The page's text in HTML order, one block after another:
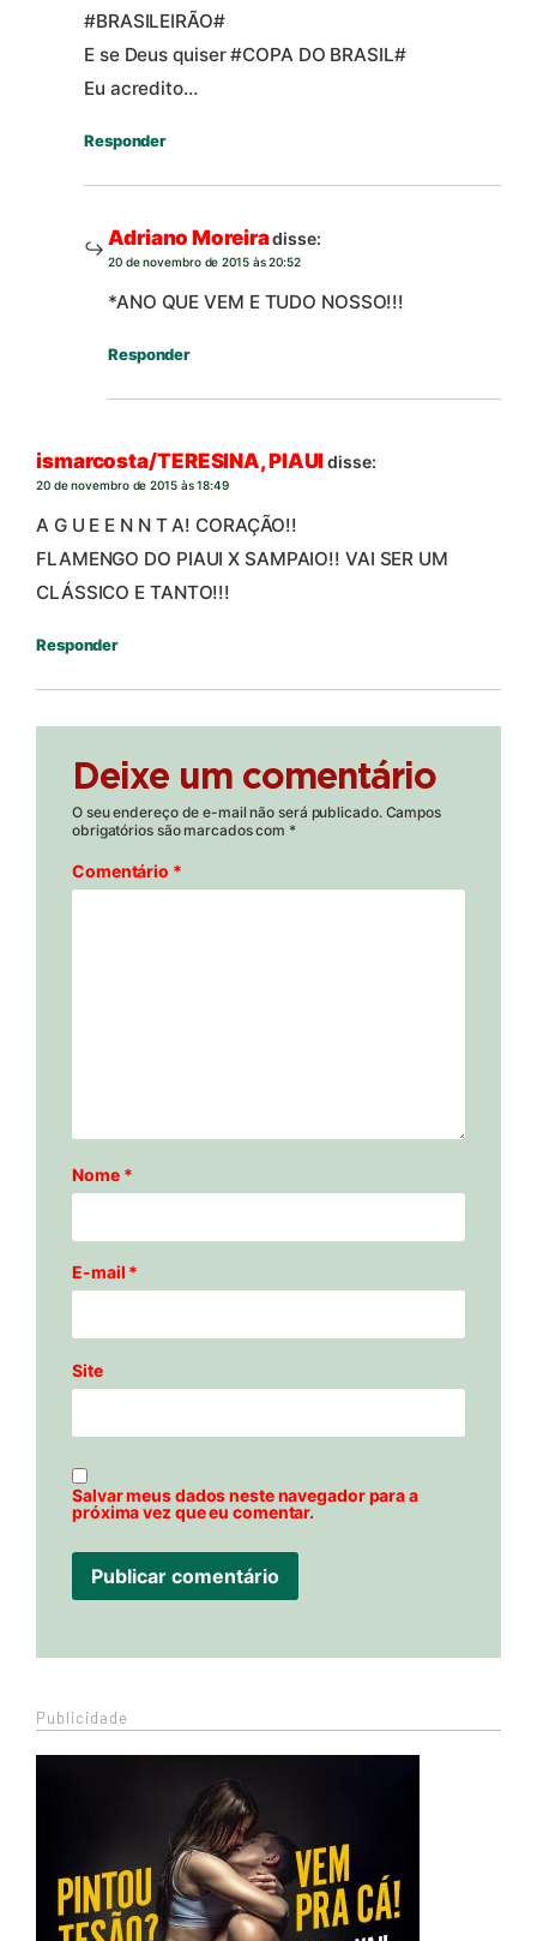
#BRASILEIRÃO#
E se Deus quiser #COPA DO BRASIL#
Eu acredito…
Responder
Adriano Moreiradisse:
20 de novembro de 2015 às 20:52
*ANO QUE VEM E TUDO NOSSO!!!
Responder
ismarcosta/TERESINA, PIAUIdisse:
20 de novembro de 2015 às 18:49
A G U E E N N T A! CORAÇÃO!!
FLAMENGO DO PIAUI X SAMPAIO!! VAI SER UM
CLÁSSICO E TANTO!!!
Responder
Deixe um comentário
O seu endereço de e-mail não será publicado. Campos
obrigatórios são marcados com *
Comentário *
Nome *
E-mail *
Site
Salvar meus dados neste navegador para a
próxima vez que eu comentar.
Publicidade